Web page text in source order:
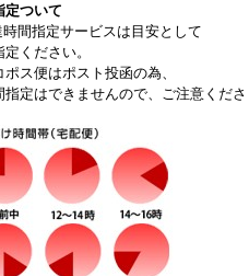
ついて
間指定サービスは目安として
ください。
ス便はポスト投函の為、
はできませんので、ご注意くださ